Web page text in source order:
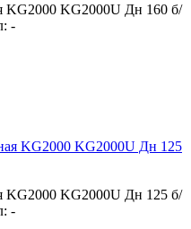
KG2000 KG2000U Дн 160 б/
-
KG2000 KG2000U Дн 125 б/
-